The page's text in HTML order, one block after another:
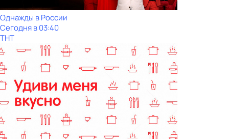
Однажды в России
Сегодня в 03:40
ТНТ